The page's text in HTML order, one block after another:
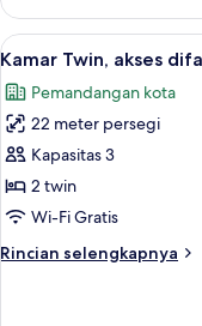
Kamar
Superior
Lihat
semua
foto
untuk
Kamar
Twin,
akses
5
Kamar Twin, akses
Pemandangan kota
22 meter persegi
Kapasitas 3
2 twin
Wi-Fi Gratis
Rincian selengkapnya
Rincian